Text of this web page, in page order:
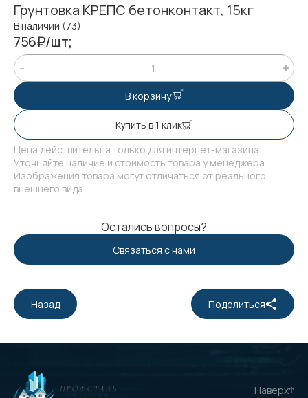
Грунтовка КРЕПС бетонконтакт, 15кг
В наличии (73)
756₽/шт;
В корзину
Купить в 1 клик
Цена действительна только для интернет-магазина.
Уточняйте наличие и стоимость товара у менеджера.
Изображения товара могут отличаться от реального
внешнего вида.
Остались вопросы?
Связаться с нами
Назад Поделиться
Наверх